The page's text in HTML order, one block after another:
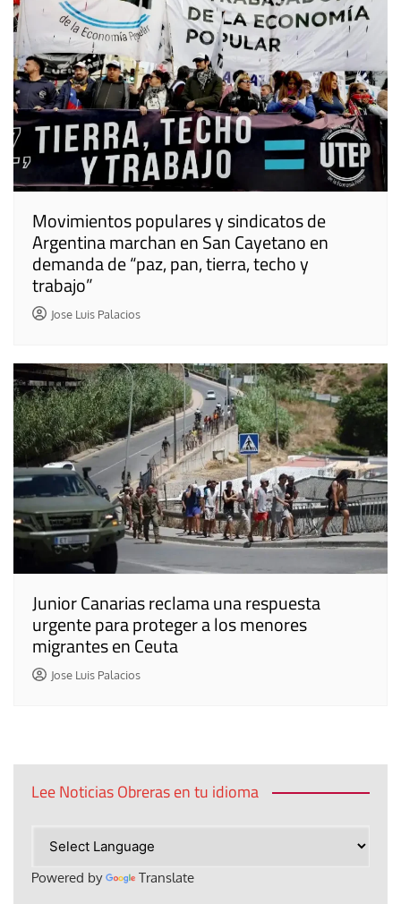
Movimientos populares y sindicatos de
Argentina marchan en San Cayetano en
demanda de “paz, pan, tierra, techo y
trabajo”
Jose Luis Palacios
Junior Canarias reclama una respuesta
urgente para proteger a los menores
migrantes en Ceuta
Jose Luis Palacios
Lee Noticias Obreras en tu idioma
Powered by Translate